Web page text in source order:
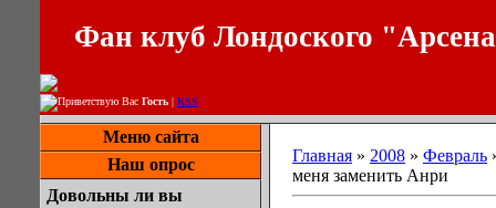
Фан клуб Лондоского
Приветствую Вас Гость | RSS
Меню сайта
Наш опрос
Довольны ли вы
Главная » 2008 » Февраль
меня заменить Анри